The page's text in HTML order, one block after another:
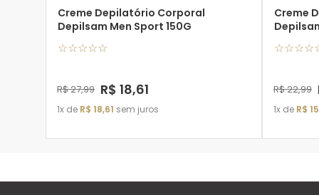
Creme Depilatório Corporal
Depilsam Men Sport 150G
☆☆☆☆☆
R$27,99 R$ 18,61
1 de R$ 18,61 sem juros
Creme
☆☆☆☆
R$22,99
1 de R$ 15